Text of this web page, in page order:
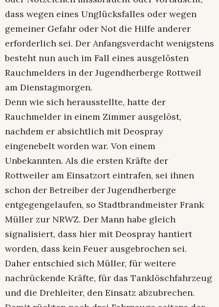
dass wegen eines Unglücksfalles oder wegen
gemeiner Gefahr oder Not die Hilfe anderer
erforderlich sei. Der Anfangsverdacht wenigstens
besteht nun auch im Fall eines ausgelösten
Rauchmelders in der Jugendherberge Rottweil
am Dienstagmorgen.
Denn wie sich herausstellte, hatte der
Rauchmelder in einem Zimmer ausgelöst,
nachdem er absichtlich mit Deospray
eingenebelt worden war. Von einem
Unbekannten. Als die ersten Kräfte der
Rottweiler am Einsatzort eintrafen, sei ihnen
schon der Betreiber der Jugendherberge
entgegengelaufen, so Stadtbrandmeister Frank
Müller zur NRWZ. Der Mann habe gleich
signalisiert, dass hier mit Deospray hantiert
worden, dass kein Feuer ausgebrochen sei.
Daher entschied sich Müller, für weitere
nachrückende Kräfte, für das Tanklöschfahrzeug
und die Drehleiter, den Einsatz abzubrechen.